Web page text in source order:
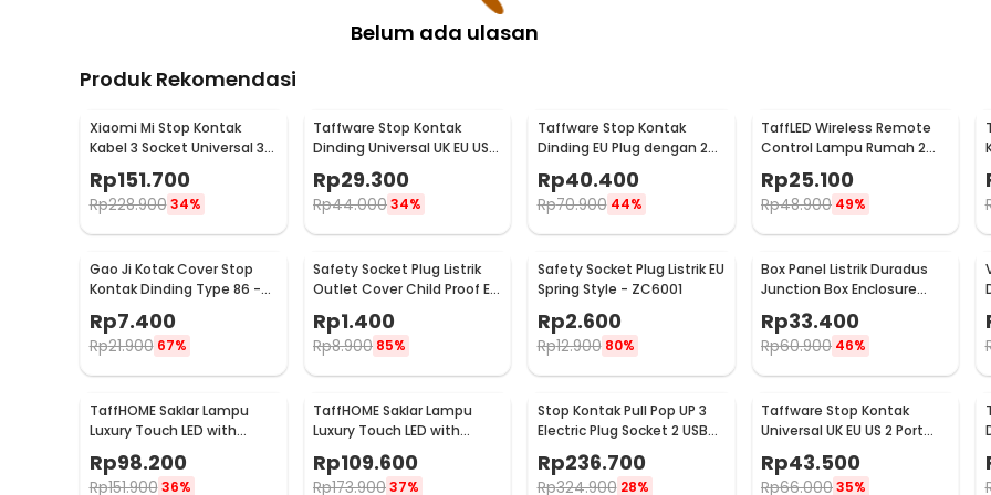
Belum ada ulasan
Produk Rekomendasi
Xiaomi Mi Stop Kontak
Kabel 3 Socket Universal 3
XMCXB01QMN (ORIGINAL)
Rp151.700
Rp228.900 34%
Taffware Stop Kontak
Dinding Universal UK EU US
dan 2 USB Port - ATH1
Rp29.300
Rp44.00034%
Taffware Stop Kontak
Dinding EU Plug dengan 2
Rp40.400
Rp70.900 44%
TaffLED Wireless Remote
Control Lampu Rumah 2
Rp25.100
Rp48.900 49%
Gao Ji Kotak Cover Stop
Kontak Dinding Type 86 -
Rp7.400
Rp21.900 67%
Safety Socket Plug Listrik
Outlet Cover Child Proof EU
Rp1.400
Rp8.900 85%
Safety Socket Plug Listrik EU
Spring Style - ZC6001
Rp2.600
Rp12.900 80%
Box Panel Listrik Duradus
Junction Box Enclosure
Waterproof 158x90mm -
B1589
Rp33.400
Rp60.900 46%
TaffHOME Saklar Lampu
Luxury Touch LED with
Remote 2 Gang - XJG-
DH001
Rp98.200
Rp151.900 36%
TaffHOME Saklar Lampu
Luxury Touch LED with
Remote 3 Gang - XJG-
DH001
Rp109.600
Rp173.90037%
Stop Kontak Pull Pop UP 3
Electric Plug Socket 2 USB
Port EU - PDU
Rp236.700
Rp324.900 28%
Taffware Stop Kontak
Universal UK EU US 2 Port
USB On Off Switch - LC-20
Rp43.500
Rp66.00035%